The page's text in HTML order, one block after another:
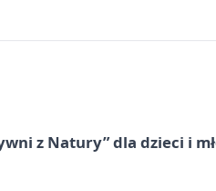
z Natury” dla dzieci i